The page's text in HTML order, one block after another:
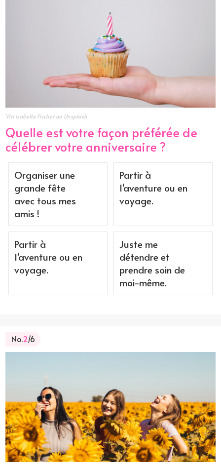
Via Isabella Fischer on Unsplash
Quelle est votre façon préférée de
célébrer votre anniversaire ?
Organiser une
grande fête
avec tous mes
amis !
Partir à
l'aventure ou en
voyage.
Partir à
l'aventure ou en
voyage.
Juste me
détendre et
prendre soin de
moi-même.
No.2/6